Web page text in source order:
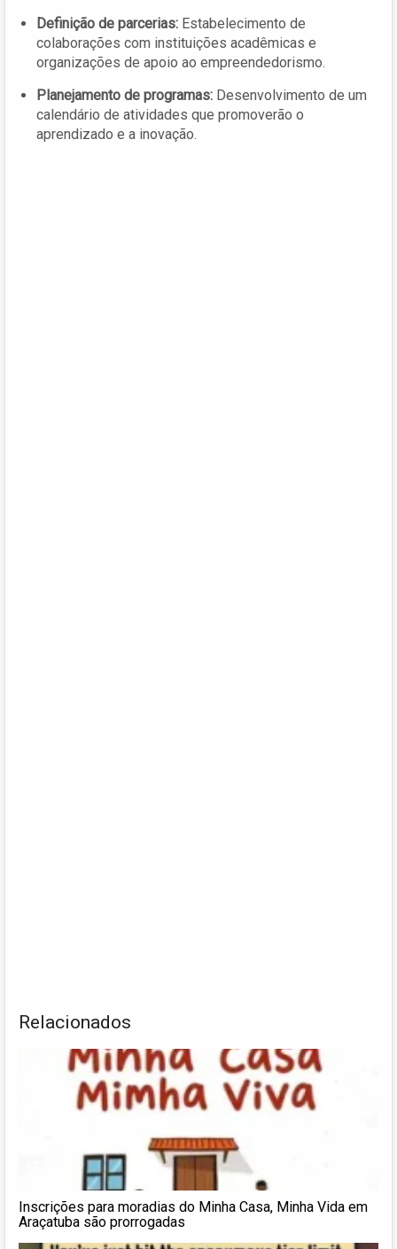
Definição de parcerias: Estabelecimento de
colaborações com instituições acadêmicas e
organizações de apoio ao empreendedorismo.
Planejamento de programas: Desenvolvimento de um
calendário de atividades que promoverão o
aprendizado e a inovação.
Relacionados
Inscrições para moradias do Minha Casa, Minha Vida em
Araçatuba são prorrogadas